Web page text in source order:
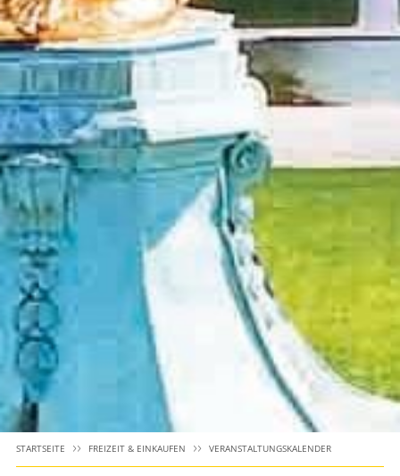
STARTSEITE FREIZEIT & EINKAUFEN VERANSTALTUNGSKALENDER